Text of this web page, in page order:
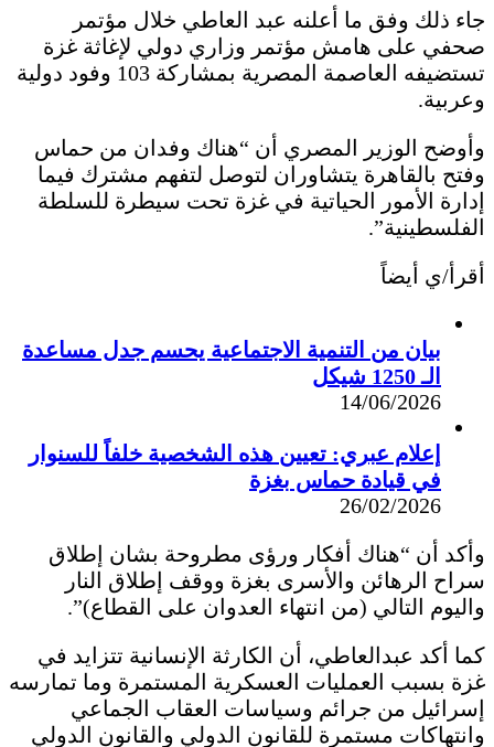
جاء ذلك وفق ما أعلنه عبد العاطي خلال مؤتمر
صحفي على هامش مؤتمر وزاري دولي لإغاثة غزة
تستضيفه العاصمة المصرية بمشاركة 103 وفود دولية
وعربية.
وأوضح الوزير المصري أن “هناك وفدان من حماس
وفتح بالقاهرة يتشاوران لتوصل لتفهم مشترك فيما
إدارة الأمور الحياتية في غزة تحت سيطرة للسلطة
الفلسطينية”.
أقرأ/ي أيضاً
بيان من التنمية الاجتماعية يحسم جدل مساعدة
الـ 1250 شيكل
14/06/2026
إعلام عبري: تعيين هذه الشخصية خلفاً للسنوار
في قيادة حماس بغزة
26/02/2026
وأكد أن “هناك أفكار ورؤى مطروحة بشان إطلاق
سراح الرهائن والأسرى بغزة ووقف إطلاق النار
واليوم التالي (من انتهاء العدوان على القطاع)”.
كما أكد عبدالعاطي، أن الكارثة الإنسانية تتزايد في
غزة بسبب العمليات العسكرية المستمرة وما تمارسه
إسرائيل من جرائم وسياسات العقاب الجماعي
وانتهاكات مستمرة للقانون الدولي والقانون الدولي